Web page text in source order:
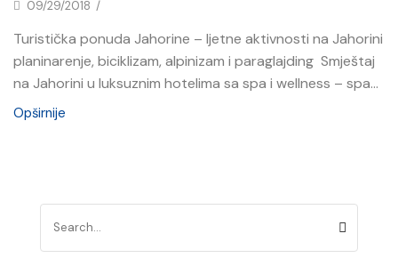
09/29/2018 /
Turistička ponuda Jahorine – ljetne aktivnosti na Jahorini
planinarenje, biciklizam, alpinizam i paraglajding Smještaj
na Jahorini u luksuznim hotelima sa spa i wellness – spa...
Opširnije